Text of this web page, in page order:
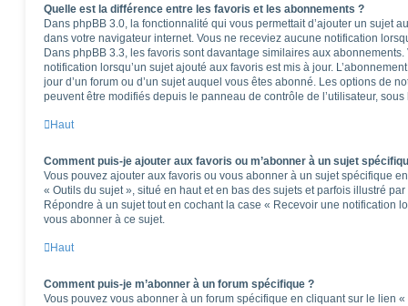
Quelle est la différence entre les favoris et les abonnements ?
Dans phpBB 3.0, la fonctionnalité qui vous permettait d’ajouter un sujet
dans votre navigateur internet. Vous ne receviez aucune notification
Dans phpBB 3.3, les favoris sont davantage similaires aux
notification lorsqu’un sujet ajouté aux favoris est mis à jour.
jour d’un forum ou d’un sujet auquel vous êtes abonné. Les options de
peuvent être modifiés depuis le panneau de contrôle de l’utilisateur,
Haut
Comment puis-je ajouter aux favoris ou m’abonner à un sujet
Vous pouvez ajouter aux favoris ou vous abonner à un sujet spécifique
« Outils du sujet », situé en haut et en bas des sujets et parfois illustré
Répondre à un sujet tout en cochant la case « Recevoir une notification
vous abonner à ce sujet.
Haut
Comment puis-je m’abonner à un forum spécifique ?
Vous pouvez vous abonner à un forum spécifique en cliquant sur le lien